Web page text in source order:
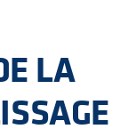
LA